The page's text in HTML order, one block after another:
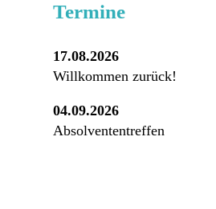
Termine
17.08.2026
Willkommen zurück!
04.09.2026
Absolvententreffen